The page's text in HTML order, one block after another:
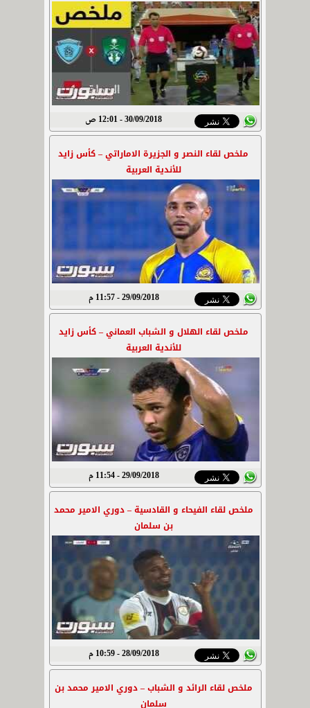
30/09/2018 - 12:01 ص
ملخص لقاء النصر و الجزيرة الاماراتي – كأس زايد
للأندية العربية
29/09/2018 - 11:57 م
ملخص لقاء الهلال و الشباب العماني – كأس زايد
للأندية العربية
29/09/2018 - 11:54 م
ملخص لقاء الفيحاء و القادسية – دوري الامير محمد
بن سلمان
28/09/2018 - 10:59 م
ملخص لقاء الرائد و الشباب – دوري الامير محمد بن
سلمان